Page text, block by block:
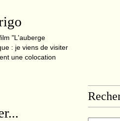
"L'auberge
: je viens de visiter
une colocation